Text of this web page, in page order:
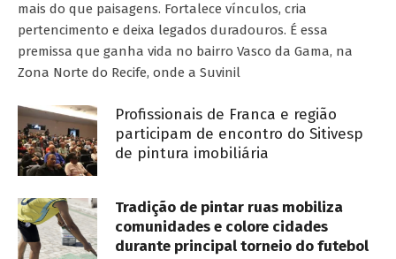
mais do que paisagens. Fortalece vínculos, cria
pertencimento e deixa legados duradouros. É essa
premissa que ganha vida no bairro Vasco da Gama, na
Zona Norte do Recife, onde a Suvinil
Profissionais de Franca e região
participam de encontro do Sitivesp
de pintura imobiliária
Tradição de pintar ruas mobiliza
comunidades e colore cidades
durante principal torneio do futebol